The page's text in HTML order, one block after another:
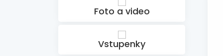
Foto a video
Vstupenky